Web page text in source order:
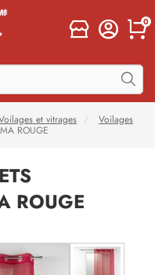
0
et vitrages
Voilages
ROUGE
ROUGE